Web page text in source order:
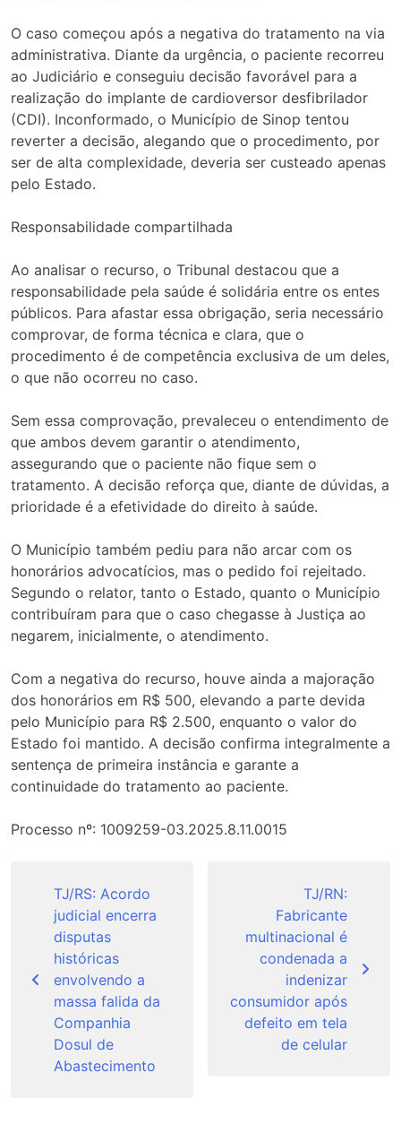
O caso começou após a negativa do tratamento na via
administrativa. Diante da urgência, o paciente recorreu
ao Judiciário e conseguiu decisão favorável para a
realização do implante de cardioversor desfibrilador
(CDI). Inconformado, o Município de Sinop tentou
reverter a decisão, alegando que o procedimento, por
ser de alta complexidade, deveria ser custeado apenas
pelo Estado.
Responsabilidade compartilhada
Ao analisar o recurso, o Tribunal destacou que a
responsabilidade pela saúde é solidária entre os entes
públicos. Para afastar essa obrigação, seria necessário
comprovar, de forma técnica e clara, que o
procedimento é de competência exclusiva de um deles,
o que não ocorreu no caso.
Sem essa comprovação, prevaleceu o entendimento de
que ambos devem garantir o atendimento,
assegurando que o paciente não fique sem o
tratamento. A decisão reforça que, diante de dúvidas, a
prioridade é a efetividade do direito à saúde.
O Município também pediu para não arcar com os
honorários advocatícios, mas o pedido foi rejeitado.
Segundo o relator, tanto o Estado, quanto o Município
contribuíram para que o caso chegasse à Justiça ao
negarem, inicialmente, o atendimento.
Com a negativa do recurso, houve ainda a majoração
dos honorários em R$ 500, elevando a parte devida
pelo Município para R$ 2.500, enquanto o valor do
Estado foi mantido. A decisão confirma integralmente a
sentença de primeira instância e garante a
continuidade do tratamento ao paciente.
Processo nº: 1009259-03.2025.8.11.0015
Post
TJ/RS: Acordo
judicial encerra
disputas
históricas
envolvendo a
massa falida da
Companhia
Dosul de
Abastecimento
TJ/RN:
Fabricante
multinacional é
condenada a
indenizar
consumidor após
defeito em tela
de celular